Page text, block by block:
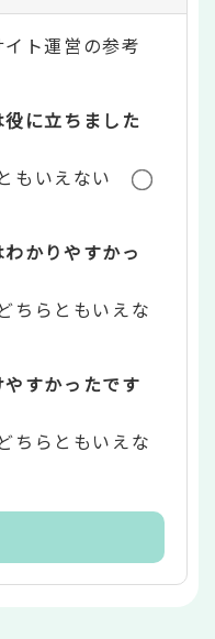
ト運営の参考
に立ちました
もいえない
かりやすかっ
どちらともいえな
すかったです
どちらともいえな